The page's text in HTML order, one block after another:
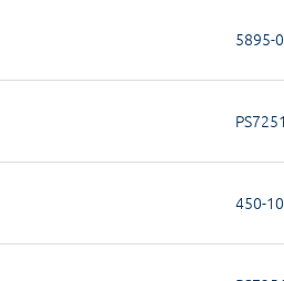
5895-
450-